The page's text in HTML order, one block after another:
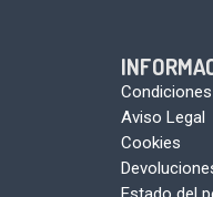
Aviso Legal
Cookies